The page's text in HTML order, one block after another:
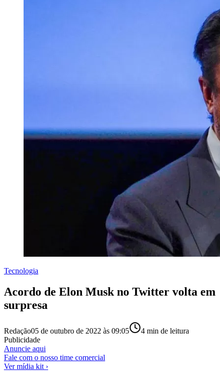
Tecnologia
Acordo de Elon Musk no Twitter volta em
surpresa
Redação05 de outubro de 2022 às 09:05 4 min de leitura
Publicidade
Anuncie aqui
Fale com o nosso time comercial
Ver mídia kit ›